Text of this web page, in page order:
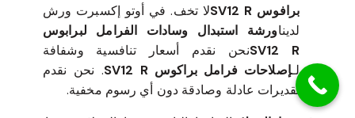
برافوس SV12 R
لا تخف. في أوتو إكسبرت ورش
لديناورشة استبدال وسادات الفرامل لبرابوس
SV12 Rنحن نقدم أسعار تنافسية وشفافة
لـإصلاحات فرامل براكوس SV12 R
. نحن نقدم
تقديرات عادلة وصادقة دون أي رسوم مخفية.